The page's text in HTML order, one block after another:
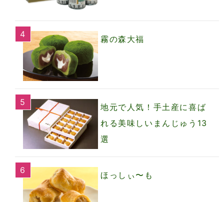
霧の森大福
地元で人気！手土産に喜ば
れる美味しいまんじゅう13
選
ほっしぃ〜も